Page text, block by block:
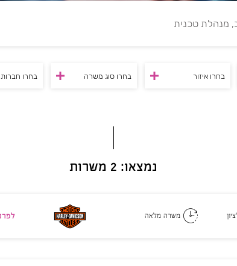
בחרו איזור בחרו סוג משרה בחרו חברות
נמצאו: 2 משרות
משרה מלאה